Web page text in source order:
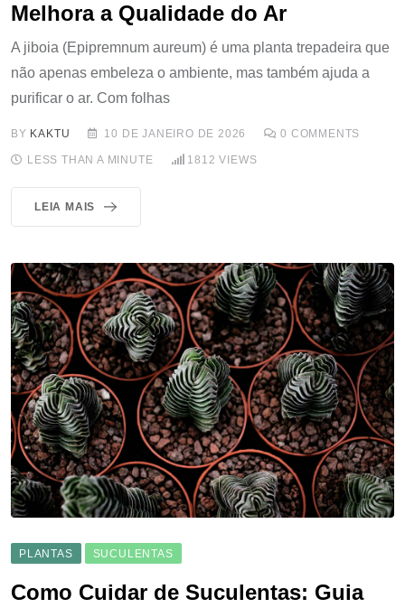
Melhora a Qualidade do Ar
A jiboia (Epipremnum aureum) é uma planta trepadeira que
não apenas embeleza o ambiente, mas também ajuda a
purificar o ar. Com folhas
BY KAKTU 10 DE JANEIRO DE 2026 0 COMMENTS
LESS THAN A MINUTE 1812 VIEWS
LEIA MAIS
PLANTAS SUCULENTAS
Como Cuidar de Suculentas: Guia